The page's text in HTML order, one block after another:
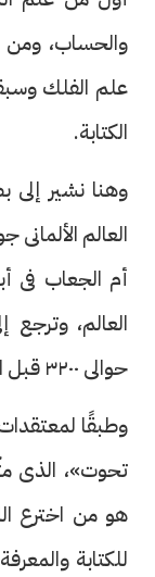
والحساب، ومن
علم الفلك
الكتابة.
وهنا نشير إلى
العالم الألمانى
أم الجعاب
العالم،
حوالى ٣٢٠٠ قبل الميلاد».
وطبقًا
تحوت»، الذى
هو من اخترع
للكتابة